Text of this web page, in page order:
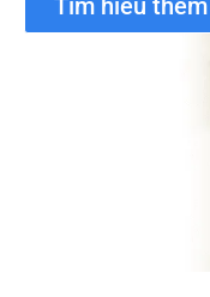
Tìm hiểu thêm